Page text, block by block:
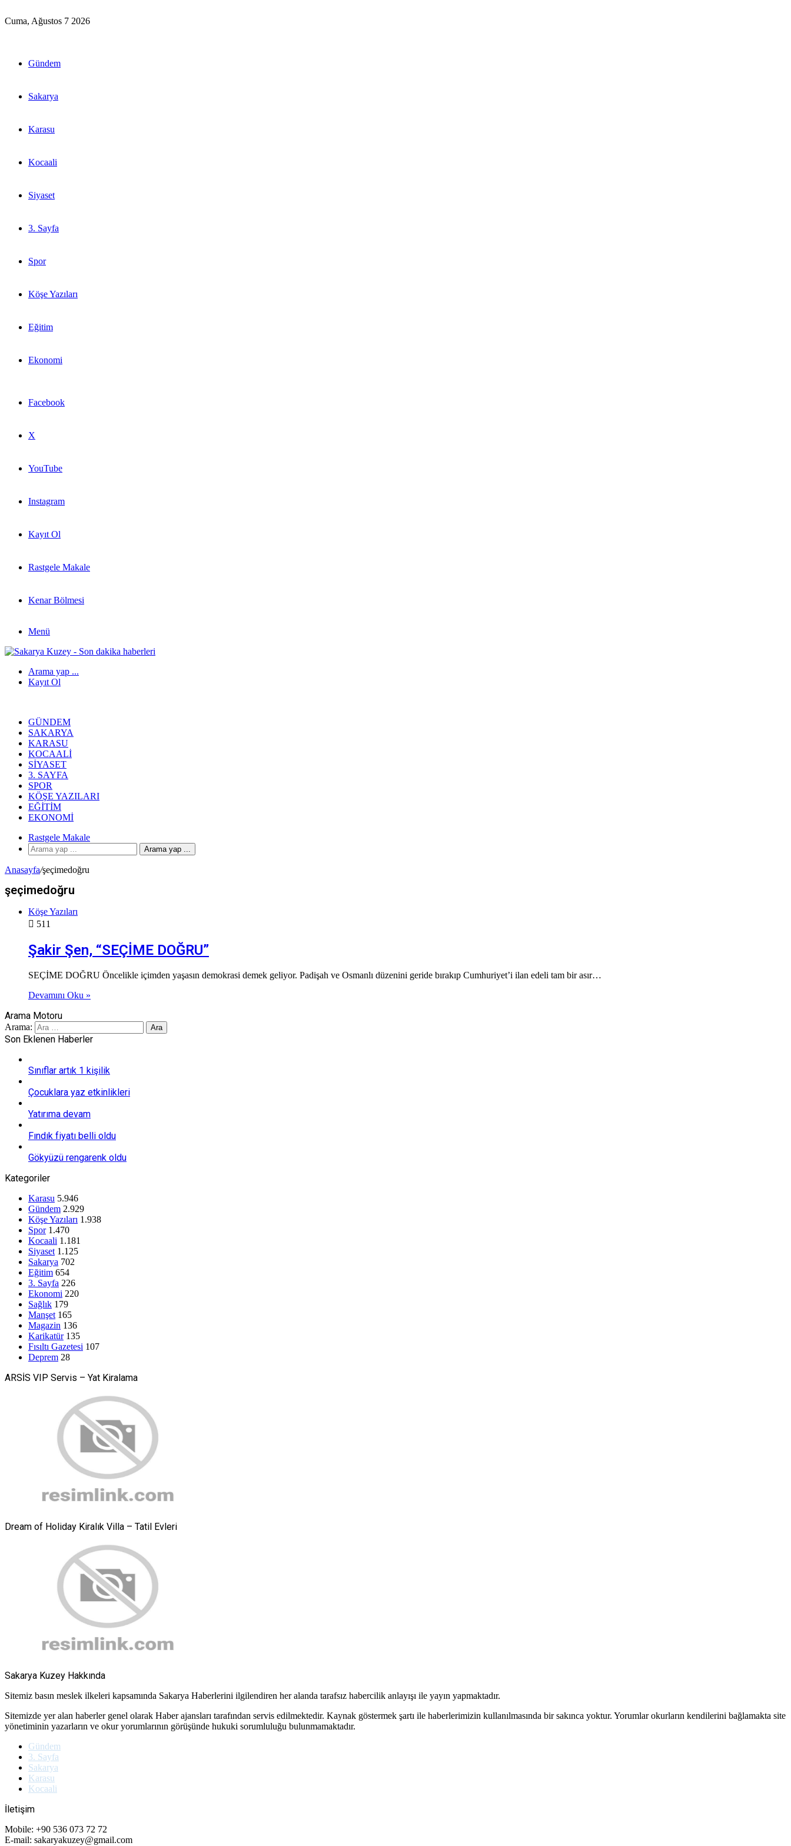
Cuma, Ağustos 7 2026
Gündem
Sakarya
Karasu
Kocaali
Siyaset
3. Sayfa
Spor
Köşe Yazıları
Eğitim
Ekonomi
Facebook
X
YouTube
Instagram
Kayıt Ol
Rastgele Makale
Kenar Bölmesi
Menü
Arama yap ...
Kayıt Ol
GÜNDEM
SAKARYA
KARASU
KOCAALI
SIYASET
3. SAYFA
SPOR
KÖŞE YAZILARI
EĞITIM
EKONOMI
Rastgele Makale
Arama yap ...
Anasayfa/şeçimedoğru
şeçimedoğru
Köşe Yazıları
511
Şakir Şen, “SEÇİME DOĞRU”
SEÇİME DOĞRU Öncelikle içimden yaşasın demokrasi demek geliyor. Padişah ve Osmanlı düzenini geride bırakıp Cumhuriyet’i ilan edeli tam bir asır…
Devamını Oku »
Arama Motoru
Arama:
Son Eklenen Haberler
Sınıflar artık 1 kişilik
Çocuklara yaz etkinlikleri
Yatırıma devam
Fındık fiyatı belli oldu
Gökyüzü rengarenk oldu
Kategoriler
Karasu 5.946
Gündem 2.929
Köşe Yazıları 1.938
Spor 1.470
Kocaali 1.181
Siyaset 1.125
Sakarya 702
Eğitim 654
3. Sayfa 226
Ekonomi 220
Sağlık 179
Manşet 165
Magazin 136
Karikatür 135
Fısıltı Gazetesi 107
Deprem 28
ARSİS VIP Servis – Yat Kiralama
Dream of Holiday Kiralık Villa – Tatil Evleri
Sakarya Kuzey Hakkında
Sitemiz basın meslek ilkeleri kapsamında Sakarya Haberlerini ilgilendiren her alanda tarafsız habercilik anlayışı ile yayın yapmaktadır.
Sitemizde yer alan haberler genel olarak Haber ajansları tarafından servis edilmektedir. Kaynak göstermek şartı ile haberlerimizin kullanılmasında bir sakınca yoktur. Yorumlar okurların kendilerini bağlamakta site
yönetiminin yazarların ve okur yorumlarının görüşünde hukuki sorumluluğu bulunmamaktadır.
Gündem
3. Sayfa
Sakarya
Karasu
Kocaali
İletişim
Mobile: +90 536 073 72 72
E-mail: sakaryakuzey@gmail.com